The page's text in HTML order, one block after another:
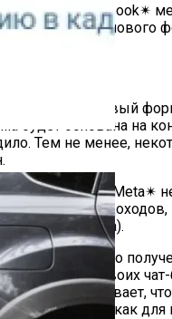
и Facebook✴
введение
перейти на новый
будет основана на
Тем не менее,
ЕС. Ранее Meta✴
снижения
отчёта).
требования о
запуск своих
подчёркивает,
общим благом как для